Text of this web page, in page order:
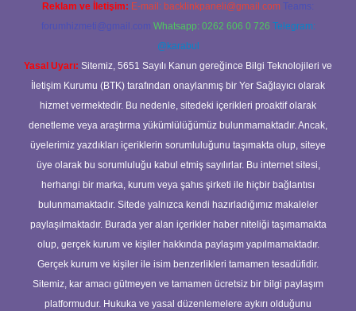
Reklam ve İletişim: E-mail: backlinkpaneli@gmail.com Teams:
forumhizmeti@gmail.com Whatsapp: 0262 606 0 726 Telegram:
@karabul
Yasal Uyarı: Sitemiz, 5651 Sayılı Kanun gereğince Bilgi Teknolojileri ve
İletişim Kurumu (BTK) tarafından onaylanmış bir Yer Sağlayıcı olarak
hizmet vermektedir. Bu nedenle, sitedeki içerikleri proaktif olarak
denetleme veya araştırma yükümlülüğümüz bulunmamaktadır. Ancak,
üyelerimiz yazdıkları içeriklerin sorumluluğunu taşımakta olup, siteye
üye olarak bu sorumluluğu kabul etmiş sayılırlar. Bu internet sitesi,
herhangi bir marka, kurum veya şahıs şirketi ile hiçbir bağlantısı
bulunmamaktadır. Sitede yalnızca kendi hazırladığımız makaleler
paylaşılmaktadır. Burada yer alan içerikler haber niteliği taşımamakta
olup, gerçek kurum ve kişiler hakkında paylaşım yapılmamaktadır.
Gerçek kurum ve kişiler ile isim benzerlikleri tamamen tesadüfidir.
Sitemiz, kar amacı gütmeyen ve tamamen ücretsiz bir bilgi paylaşım
platformudur. Hukuka ve yasal düzenlemelere aykırı olduğunu